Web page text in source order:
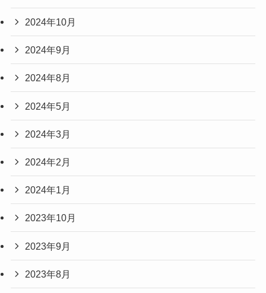
2024年10月
2024年9月
2024年8月
2024年5月
2024年3月
2024年2月
2024年1月
2023年10月
2023年9月
2023年8月